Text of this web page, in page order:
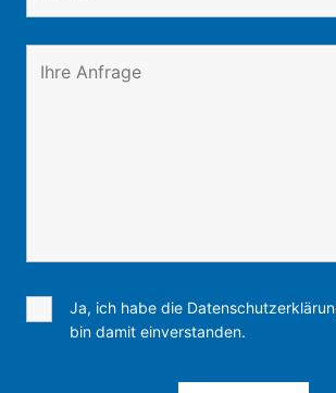
Ja, ich habe die
bin damit einverstanden.